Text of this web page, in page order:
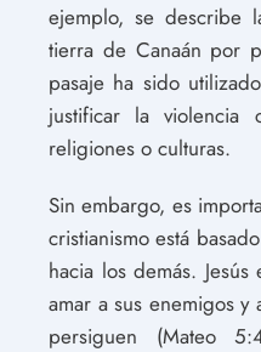
ejemplo, se describe
tierra de Canaán por
pasaje ha sido
justificar la violencia
religiones o culturas.
Sin embargo, es
cristianismo está
hacia los demás.
amar a sus enemigos
persiguen (Mateo